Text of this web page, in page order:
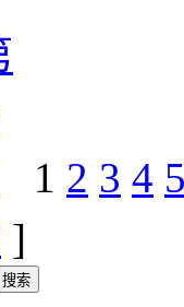
1 2 3 4
]